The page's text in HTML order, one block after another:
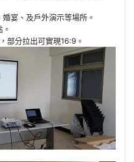
宴、及戶外演示等場所。
部分拉出可實現16:9。